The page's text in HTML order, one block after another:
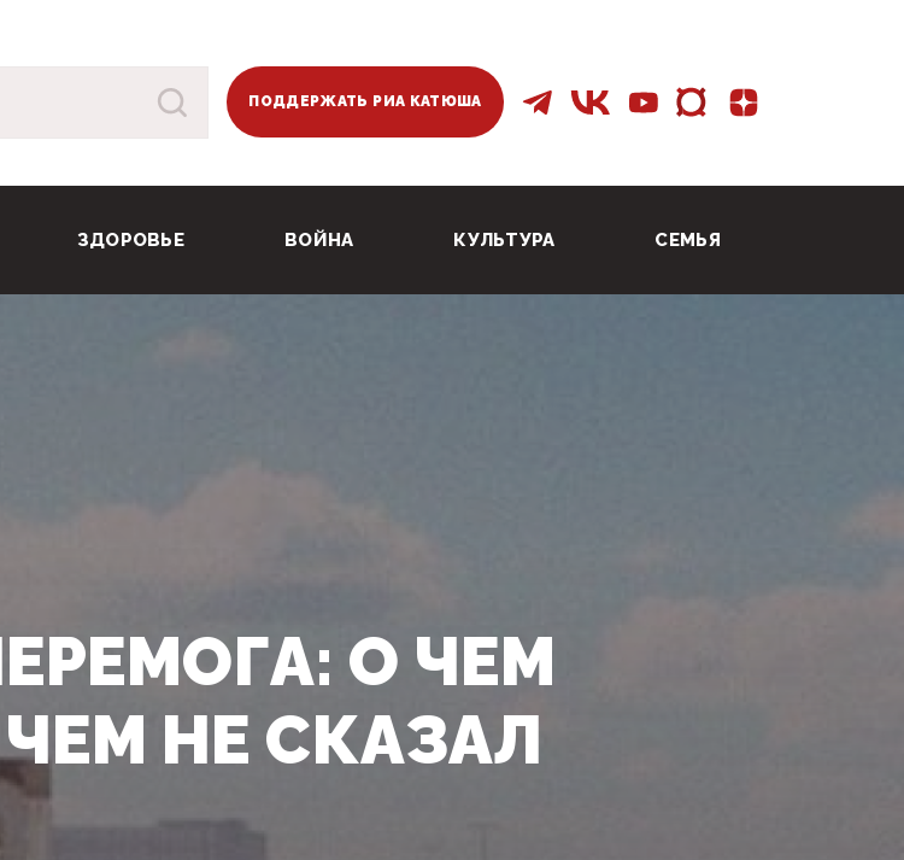
ПОДДЕРЖАТЬ РИА КАТЮША
ЗДОРОВЬЕ ВОЙНА КУЛЬТУРА СЕМЬЯ
О ЧЕМ
НЕ СКАЗАЛ